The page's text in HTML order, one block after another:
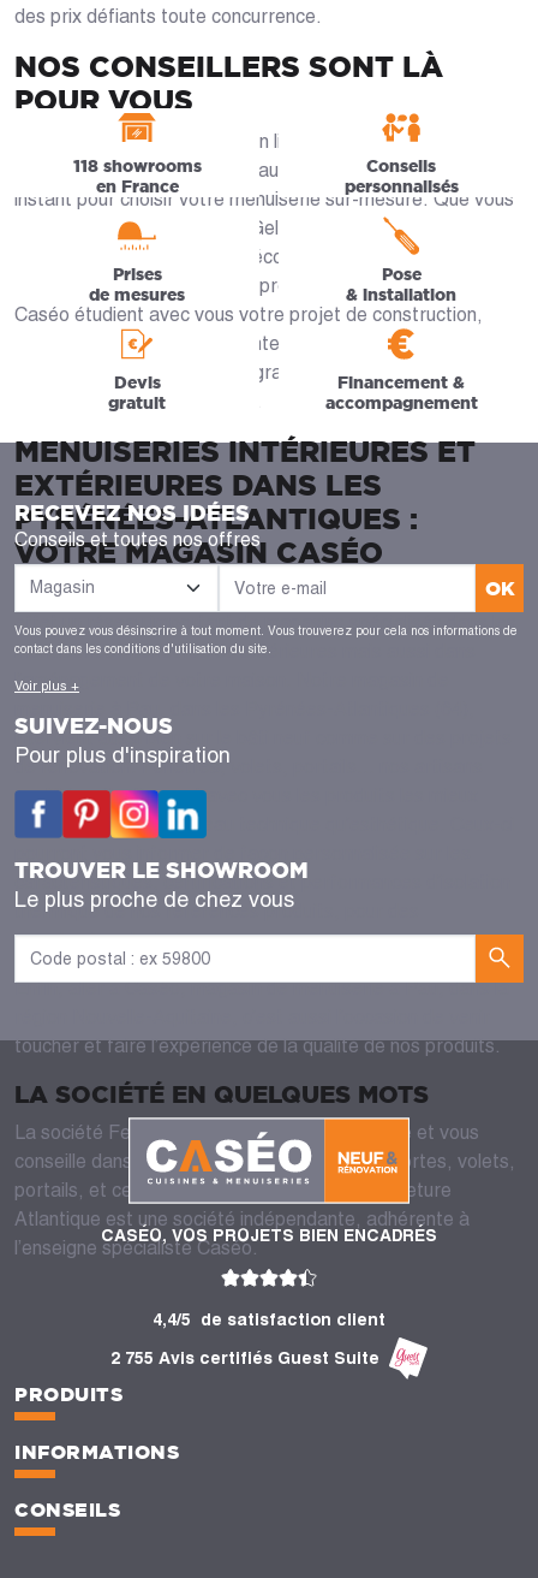
des prix défiants toute concurrence.
NOS CONSEILLERS SONT LÀ
POUR VOUS
Parcourez notre catalogue en ligne ou venez rencontrer nos
spécialistes en magasin qui sauront vous guider à chaque
instant pour choisir votre menuiserie sur-mesure. Que vous
viviez à Pau (64000), Lons, Gelos, Billère ou Jurançon, nos
artisans Palois sont à votre écoute. Du conseil sur les
matériaux jusqu’à la pose du produit final, les équipes de
Caséo étudient avec vous votre projet de construction,
vous conseillent et vous orientent. Vous bénéficiez alors
d’un devis complet et 100% gratuit pour concrétiser vos
travaux de menuiserie à Pau.
MENUISERIES INTÉRIEURES ET
EXTÉRIEURES DANS LES
PYRÉNÉES-ATLANTIQUES :
VOTRE MAGASIN CASÉO
Notre principal atout, c’est la proximité. Caséo regroupe en
effet un réseau important de magasins spécialisés dans les
menuiseries intérieures ou extérieures mais aussi dans
l’aménagement de votre maison. Notre magasin de
intervient aussi bien sur le bâti neuf comme sur des projets
de rénovation. Fenêtres, volets, portails… nos artisans
qualifiés sélectionnent avec vous les produits les mieux
adaptés tant sur le niveau technique qu’esthétique. Ceux-ci
caractéristiques, certifications et performances d’isolation
thermique de nos références produits, pour des
menuiseries alu, bois sur-mesure…
Enfin, aller à Caséo, magasin de menuiserie à Pau, dans la
toucher et faire l’expérience de la qualité de nos produits.
LA SOCIÉTÉ EN QUELQUES MOTS
La société Fermeture Atlantique vous accueille et vous
conseille dans tous vos projets de fenêtres, portes, volets,
portails, et ce du conseil jusqu’à la pose. Fermeture
Atlantique est une société indépendante, adhérente à
l’enseigne spécialiste Caséo.
118 showrooms
en France
Conseils
personnalisés
Prises
de mesures
Pose
& installation
Devis
gratuit
Financement &
accompagnement
RECEVEZ NOS IDÉES
Conseils et toutes nos offres
OK
Vous pouvez vous désinscrire à tout moment. Vous trouverez pour cela nos informations de
contact dans les conditions d'utilisation du site.
Voir plus +
SUIVEZ-NOUS
Pour plus d'inspiration
TROUVER LE SHOWROOM
Le plus proche de chez vous
CASÉO, VOS PROJETS BIEN ENCADRÉS
4,4/5
de satisfaction client
2 755 Avis certifiés Guest Suite
PRODUITS
INFORMATIONS
CONSEILS